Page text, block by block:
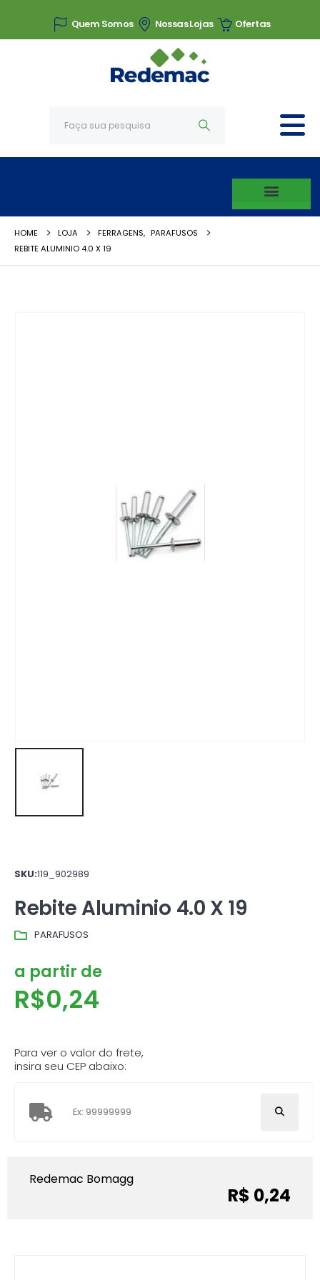
Quem Somos Nossas Lojas Ofertas
HOME LOJA FERRAGENS, PARAFUSOS
REBITE ALUMINIO 4.0 X 19
SKU:119_902989
Rebite Aluminio 4.0 X 19
PARAFUSOS
a partir de
R$0,24
Para ver o valor do frete,
insira seu CEP abaixo:
Redemac Bomagg
R$ 0,24